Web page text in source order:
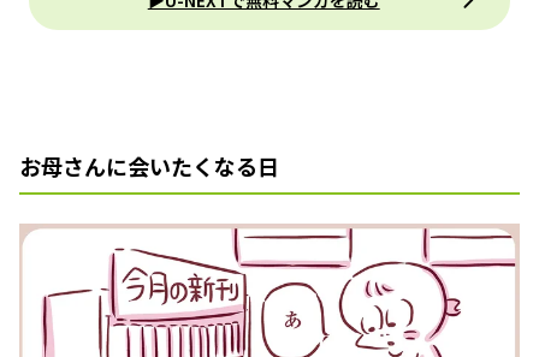
お母さんに会いたくなる日